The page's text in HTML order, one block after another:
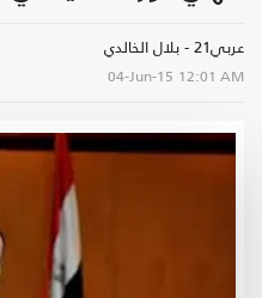
عربي21 - بلال الخالدي
04-Jun-15 12:01 AM